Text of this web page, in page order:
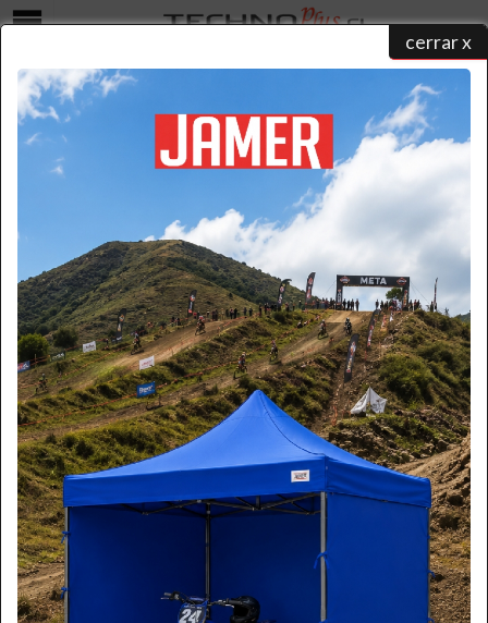
cerrar x
GANCHO CON SOPORTE PARA ESCALERA DE
EXTENSIÓN 18-28 PELDAÑOS
home/catálogo de productos/accesorios/accesorios escaleras
/ gancho con soporte para
escalera de...